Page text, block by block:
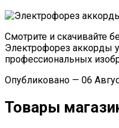
Смотрите и скачивайте
Электрофорез аккорды
профессиональных
Опубликовано — 06
Товары